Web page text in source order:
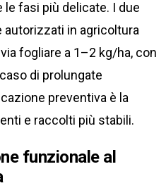
fasi più delicate. I due
in agricoltura
fogliare a 1–2 kg/ha, con
di prolungate
preventiva è la
e raccolti più stabili.
funzionale al